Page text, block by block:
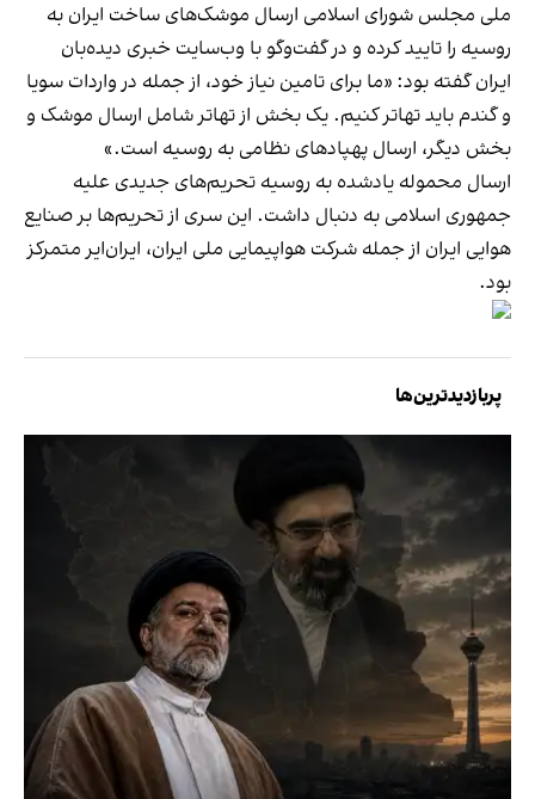
ملی مجلس شورای اسلامی ارسال موشک‌های ساخت ایران به
روسیه را تایید کرده و در گفت‌وگو با و‌ب‌سایت خبری دیده‌بان
ایران گفته بود: «ما برای تامین نیاز خود، از جمله در واردات سویا
و گندم باید تهاتر کنیم. یک بخش از تهاتر شامل ارسال موشک و
بخش دیگر، ارسال پهپادهای نظامی به روسیه است.»
ارسال محموله یادشده به روسیه تحریم‌های جدیدی علیه
جمهوری اسلامی به دنبال داشت. این سری از تحریم‌ها بر صنایع
هوایی ایران از جمله شرکت هواپیمایی ملی ایران، ایران‌ایر متمرکز
بود.
پربازدیدترین‌ها